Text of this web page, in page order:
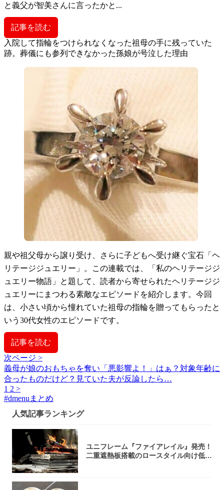
と義父が智美さんに言ったかと...
記事を読む
入院して指輪をつけられなくなった祖母の手に残っていた
跡。葬儀にも参列できなかった孫娘が号泣した理由
親や祖父母から譲り受け、さらに子どもへ受け継ぐ宝石「ヘ
リテージジュエリー」。この連載では、「私のヘリテージジ
ュエリー物語」と題して、読者から寄せられたヘリテージジ
ュエリーにまつわる素敵なエピソードを紹介します。今回
は、小さい頃から憧れていた祖母の指輪を贈ってもらったと
いう30代女性のエピソードです。
記事を読む
次ページ >
義母が娘のおもちゃを奪い「悪影響よ！」はぁ？対象年齢に
合ったものだけど？見ていた夫が反論したら…
1 2 >
#dmenuまとめ
人気記事ランキング
ユニフレーム『ファイアレイル』発売！
二重遮熱板搭載のロースタイル向け低型